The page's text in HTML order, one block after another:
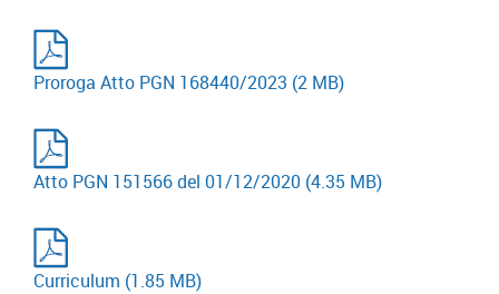
Proroga Atto PGN 168440/2023 (2 MB)
Atto PGN 151566 del 01/12/2020 (4.35 MB)
Curriculum (1.85 MB)